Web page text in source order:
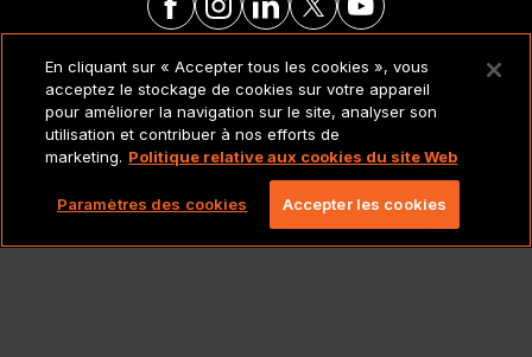
MENTIONS LÉGALES ET
POLITIQUES
Copyright 2026 Lionbridge Technologies, LLC. Tous
droits réservés.
En cliquant sur « Accepter tous les cookies », vous
acceptez le stockage de cookies sur votre appareil
pour améliorer la navigation sur le site, analyser son
utilisation et contribuer à nos efforts de
marketing. Politique relative aux cookies du site Web
Paramètres des cookies Accepter les cookies